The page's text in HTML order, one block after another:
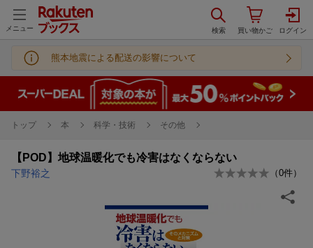
メニュー
熊本地震による配送の影響について
トップ 本 科学・技術 その他
【POD】地球温暖化でも冷害はなくならない
下野裕之 （0件）